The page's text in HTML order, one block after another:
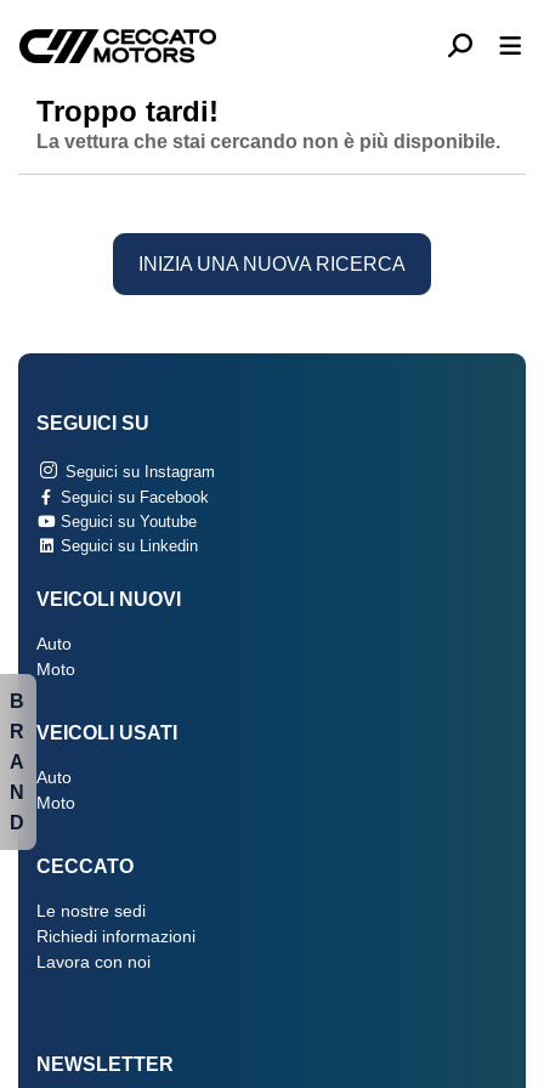
Troppo tardi!
La vettura che stai cercando non è più disponibile.
INIZIA UNA NUOVA RICERCA
SEGUICI SU
Seguici su Instagram
Seguici su Facebook
Seguici su Youtube
Seguici su Linkedin
VEICOLI NUOVI
Auto
Moto
VEICOLI USATI
Auto
Moto
CECCATO
Le nostre sedi
Richiedi informazioni
Lavora con noi
NEWSLETTER
B
R
A
N
D